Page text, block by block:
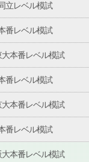
立レベル模試
番レベル模試
大本番レベル模試
番レベル模試
大本番レベル模試
番レベル模試
大本番レベル模試